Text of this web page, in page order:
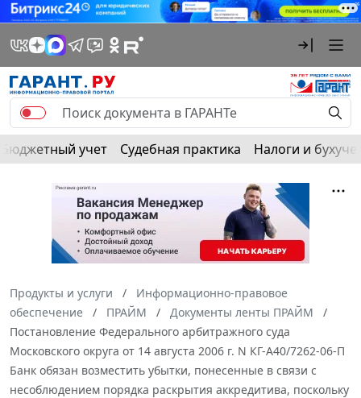
Бюджетный учет Судебная практика Налоги и
Продукты и услуги
Информационно-правовое
обеспечение
ПРАЙМ
Документы ленты ПРАЙМ
Постановление Федерального арбитражного суда
Московского округа от 14 августа 2006 г. N КГ-А40/7262-06-П
Банк обязан возместить убытки, понесенные в связи с
несоблюдением порядка раскрытия аккредитива, поскольку